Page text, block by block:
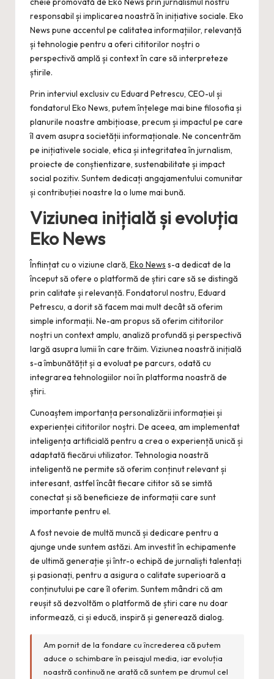
responsabil și implicarea noastră în inițiative sociale. Eko
News pune accentul pe calitatea informațiilor, relevanță
și tehnologie pentru a oferi cititorilor noștri o
perspectivă amplă și context în care să interpreteze
știrile.
Prin interviul exclusiv cu Eduard Petrescu, CEO-ul și
fondatorul Eko News, putem înțelege mai bine filosofia și
planurile noastre ambițioase, precum și impactul pe care
îl avem asupra societății informaționale. Ne concentrăm
pe inițiativele sociale, etica și integritatea în jurnalism,
proiecte de conștientizare, sustenabilitate și impact
social pozitiv. Suntem dedicați angajamentului comunitar
și contribuției noastre la o lume mai bună.
Viziunea inițială și evoluția
Eko News
Înființat cu o viziune clară, Eko News s-a dedicat de la
început să ofere o platformă de știri care să se distingă
prin calitate și relevanță. Fondatorul nostru, Eduard
Petrescu, a dorit să facem mai mult decât să oferim
simple informații. Ne-am propus să oferim cititorilor
noștri un context amplu, analiză profundă și perspectivă
largă asupra lumii în care trăim. Viziunea noastră inițială
s-a îmbunătățit și a evoluat pe parcurs, odată cu
integrarea tehnologiilor noi în platforma noastră de
știri.
Cunoaștem importanța personalizării informației și
experienței cititorilor noștri. De aceea, am implementat
inteligența artificială pentru a crea o experiență unică și
adaptată fiecărui utilizator. Tehnologia noastră
inteligentă ne permite să oferim conținut relevant și
interesant, astfel încât fiecare cititor să se simtă
conectat și să beneficieze de informații care sunt
importante pentru el.
A fost nevoie de multă muncă și dedicare pentru a
ajunge unde suntem astăzi. Am investit în echipamente
de ultimă generație și într-o echipă de jurnaliști talentați
și pasionați, pentru a asigura o calitate superioară a
conținutului pe care îl oferim. Suntem mândri că am
reușit să dezvoltăm o platformă de știri care nu doar
informează, ci și educă, inspiră și generează dialog.
Am pornit de la fondare cu încrederea că putem
aduce o schimbare în peisajul media, iar evoluția
noastră continuă ne arată că suntem pe drumul cel